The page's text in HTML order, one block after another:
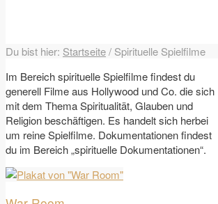
Du bist hier: Startseite/ Spirituelle Spielfilme
Im Bereich spirituelle Spielfilme findest du
generell Filme aus Hollywood und Co. die sich
mit dem Thema Spiritualität, Glauben und
Religion beschäftigen. Es handelt sich herbei
um reine Spielfilme. Dokumentationen findest
du im Bereich „spirituelle Dokumentationen“.